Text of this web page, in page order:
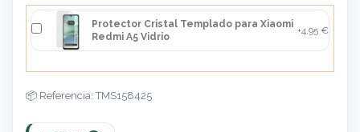
Protector Cristal Templado para Xiaomi
Redmi A5 Vidrio
+4,95 €
Referencia: TMS158425